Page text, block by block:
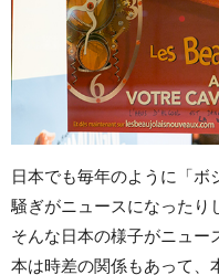
日本でも毎年のように「ボ
騒ぎがニュースになったり
そんな日本の様子がニュー
本は時差の関係もあって、